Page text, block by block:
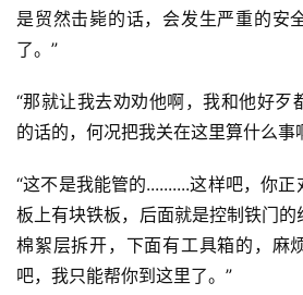
是贸然击毙的话，会发生严重的安
了。”
“那就让我去劝劝他啊，我和他好歹
的话的，何况把我关在这里算什么事
“这不是我能管的..........这样吧，你
板上有块铁板，后面就是控制铁门
棉絮层拆开，下面有工具箱的，麻
吧，我只能帮你到这里了。”